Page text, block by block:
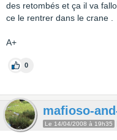
des retombés et ça il va
ce le rentrer dans le crane .
A+
0
mafioso-
Le 14/04/2008 à 19h35